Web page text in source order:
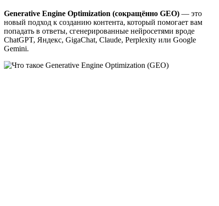
Generative Engine Optimization (сокращённо GEO) — это
новый подход к созданию контента, который помогает вам
попадать в ответы, сгенерированные нейросетями вроде
ChatGPT, Яндекс, GigaChat, Claude, Perplexity или Google
Gemini.